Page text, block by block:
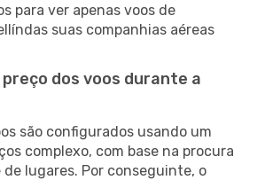
para ver apenas voos de
suas companhias aéreas
dos voos durante a
são configurados usando um
complexo, com base na procura
lugares. Por conseguinte, o